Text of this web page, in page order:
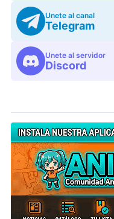
Unete al canal
Telegram
Unete al servidor
Discord